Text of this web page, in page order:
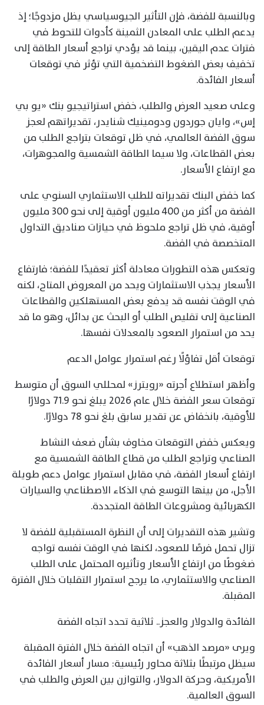
وبالنسبة للفضة، فإن التأثير الجيوسياسي يظل مزدوجًا؛ إذ
يدعم الطلب على المعادن الثمينة كأدوات للتحوط في
فترات عدم اليقين، بينما قد يؤدي تراجع أسعار الطاقة إلى
تخفيف بعض الضغوط التضخمية التي تؤثر في توقعات
أسعار الفائدة.
وعلى صعيد العرض والطلب، خفض استراتيجيو بنك «يو بي
إس»، وايان جوردون ودومينيك شنايدر، تقديراتهم لعجز
سوق الفضة العالمي، في ظل توقعات بتراجع الطلب من
بعض القطاعات، ولا سيما الطاقة الشمسية والمجوهرات،
مع ارتفاع الأسعار.
كما خفض البنك تقديراته للطلب الاستثماري السنوي على
الفضة من أكثر من 400 مليون أوقية إلى نحو 300 مليون
أوقية، في ظل تراجع ملحوظ في حيازات صناديق التداول
المتخصصة في الفضة.
وتعكس هذه التطورات معادلة أكثر تعقيدًا للفضة؛ فارتفاع
الأسعار يجذب الاستثمارات ويحد من المعروض المتاح، لكنه
في الوقت نفسه قد يدفع بعض المستهلكين والقطاعات
الصناعية إلى تقليص الطلب أو البحث عن بدائل، وهو ما قد
يحد من استمرار الصعود بالمعدلات نفسها.
توقعات أقل تفاؤلًا رغم استمرار عوامل الدعم
وأظهر استطلاع أجرته «رويترز» لمحللي السوق أن متوسط
توقعات سعر الفضة خلال عام 2026 يبلغ نحو 71.9 دولارًا
للأوقية، بانخفاض عن تقدير سابق بلغ نحو 78 دولارًا.
ويعكس خفض التوقعات مخاوف بشأن ضعف النشاط
الصناعي وتراجع الطلب من قطاع الطاقة الشمسية مع
ارتفاع أسعار الفضة، في مقابل استمرار عوامل دعم طويلة
الأجل، من بينها التوسع في الذكاء الاصطناعي والسيارات
الكهربائية ومشروعات الطاقة المتجددة.
وتشير هذه التقديرات إلى أن النظرة المستقبلية للفضة لا
تزال تحمل فرصًا للصعود، لكنها في الوقت نفسه تواجه
ضغوطًا من ارتفاع الأسعار وتأثيره المحتمل على الطلب
الصناعي والاستثماري، ما يرجح استمرار التقلبات خلال الفترة
المقبلة.
الفائدة والدولار والعجز.. ثلاثية تحدد اتجاه الفضة
ويرى «مرصد الذهب» أن اتجاه الفضة خلال الفترة المقبلة
سيظل مرتبطًا بثلاثة محاور رئيسية: مسار أسعار الفائدة
الأمريكية، وحركة الدولار، والتوازن بين العرض والطلب في
السوق العالمية.